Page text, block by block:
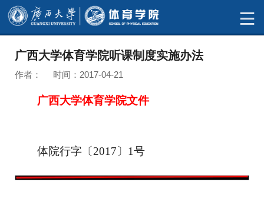
广西大学体育学院听课制度实施办法
作者： 时间：2017-04-21
广西大学体育学院文件
体院行字 〔 2017 〕 1号